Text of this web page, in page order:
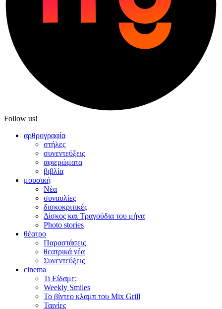
Follow us!
αρθρογραφία
στήλες
συνεντεύξεις
αφιερώματα
βιβλία
μουσική
Νέα
συναυλίες
δισκοκριτικές
Δίσκος και Τραγούδια του μήνα
Photo stories
θέατρο
Παραστάσεις
θεατρικά νέα
Συνεντεύξεις
cinema
Τι Είδαμε;
Weekly Smiles
Το βίντεο κλαμπ του Mix Grill
Ταινίες